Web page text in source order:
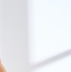
戶狀況，依本公司即
公司將視審查結果
現惡意使用之情形，
採取法律行動。